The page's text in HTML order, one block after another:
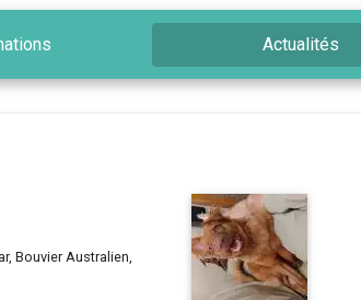
Actualités
Bouvier Australien,